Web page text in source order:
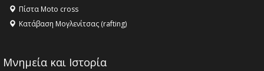
Πίστα Moto cross
Κατάβαση Μογλενίτσας (rafting)
Μνημεία και Ιστορία